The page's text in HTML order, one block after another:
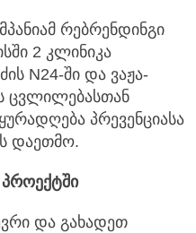
რებრენდინგი
2 კლინიკა
N24-ში და ვაჟა-
ცვლილებასთან
პრევენციასა
დაეთმო.
პროექტში
და გახადეთ